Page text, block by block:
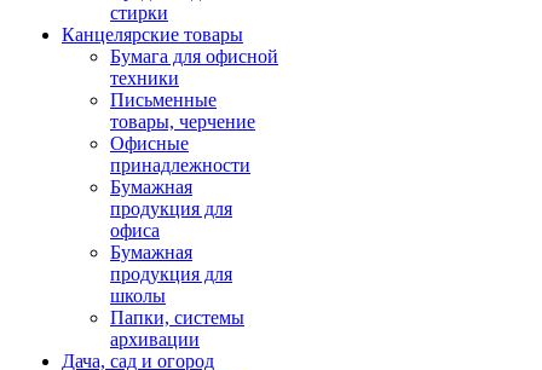
стирки
Канцелярские товары
Бумага для офисной
техники
Письменные
товары, черчение
Офисные
принадлежности
Бумажная
продукция для
офиса
Бумажная
продукция для
школы
Папки, системы
архивации
Дача, сад и огород